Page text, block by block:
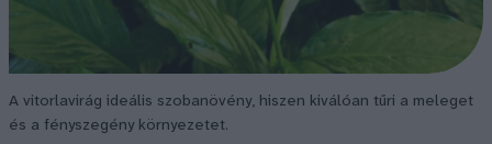
A vitorlavirág ideális szobanövény, hiszen kiválóan tűri a meleget
és a fényszegény környezetet.